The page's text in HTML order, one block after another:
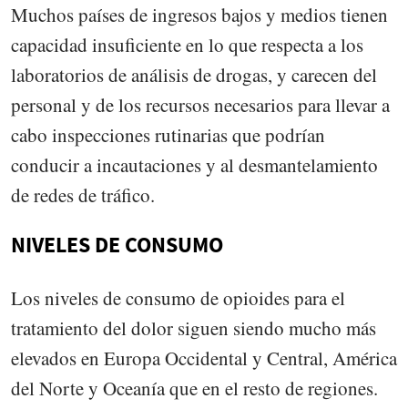
Muchos países de ingresos bajos y medios tienen
capacidad insuficiente en lo que respecta a los
laboratorios de análisis de drogas, y carecen del
personal y de los recursos necesarios para llevar a
cabo inspecciones rutinarias que podrían
conducir a incautaciones y al desmantelamiento
de redes de tráfico.
NIVELES DE CONSUMO
Los niveles de consumo de opioides para el
tratamiento del dolor siguen siendo mucho más
elevados en Europa Occidental y Central, América
del Norte y Oceanía que en el resto de regiones.